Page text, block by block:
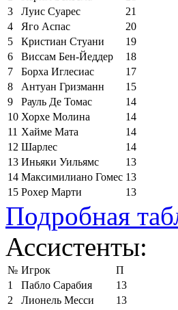
3
Луис Суарес
21
4
Яго Аспас
20
5
Кристиан Стуани
19
6
Виссам Бен-Йеддер
18
7
Борха Иглесиас
17
8
Антуан Гризманн
15
9
Рауль Де Томас
14
10 Хорхе Молина
14
11 Хайме Мата
14
12 Шарлес
14
13 Иньяки Уильямс
13
14 Максимилиано Гомес 13
15 Рохер Марти 13
Подробная
Ассистенты:
№ Игрок
П
1
Пабло Сарабия
13
2
Лионель Месси
13